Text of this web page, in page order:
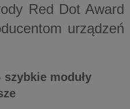
Red Dot Award
urządzeń
szybkie moduły